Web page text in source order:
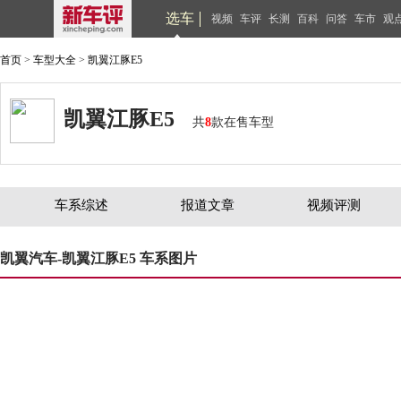
选车 视频 车评 长测 百科 问答 车市 观
首页 > 车型大全 > 凯翼江豚E5
凯翼江豚E5 共8款在售车型
车系综述 报道文章 视频评测
凯翼汽车-凯翼江豚E5 车系图片